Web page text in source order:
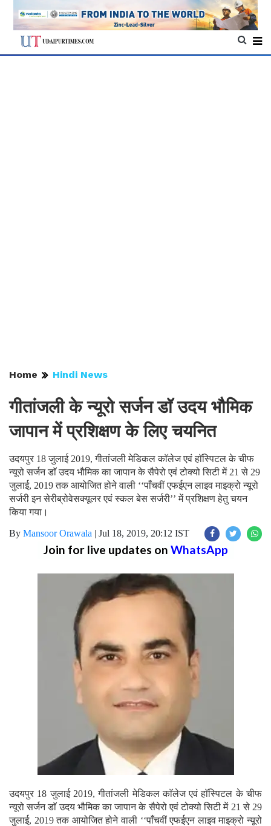
Home Hindi News
गीतांजली के न्यूरो सर्जन डाॅ उदय भौमिक
जापान में प्रशिक्षण के लिए चयनित
उदयपुर 18 जुलाई 2019, गीतांजली मेडिकल काॅलेज एवं हाॅस्पिटल के चीफ
न्यूरो सर्जन डाॅ उदय भौमिक का जापान के सैपेरो एवं टोक्यो सिटी में 21 से 29
जुलाई, 2019 तक आयोजित होने वाली ‘‘पाँचवीं एफईएन लाइव माइक्रो न्यूरो
सर्जरी इन सेरीब्रोवेसक्यूलर एवं स्कल बेस सर्जरी’’ में प्रशिक्षण हेतु चयन
किया गया।
By Mansoor Orawala | Jul 18, 2019, 20:12 IST
Join for live updates on WhatsApp
उदयपुर 18 जुलाई 2019, गीतांजली मेडिकल काॅलेज एवं हाॅस्पिटल के चीफ
न्यूरो सर्जन डाॅ उदय भौमिक का जापान के सैपेरो एवं टोक्यो सिटी में 21 से 29
जुलाई, 2019 तक आयोजित होने वाली ‘‘पाँचवीं एफईएन लाइव माइक्रो न्यूरो